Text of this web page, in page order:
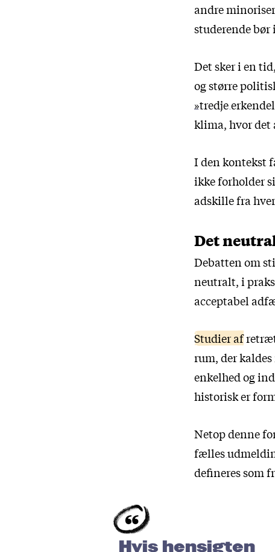
andre
studerende bør
Det sker i en
og større
»tredje
klima, hvor det
I den kontekst
ikke forholder
adskillefra
Det
Debatten om
neutralt, i
acceptabel
Studier af
rum, der
enkelhed og
historisk er
Netop denne
fælles
defineres som
Hvis hensigten